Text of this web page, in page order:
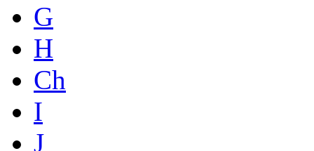
G
H
Ch
I
J